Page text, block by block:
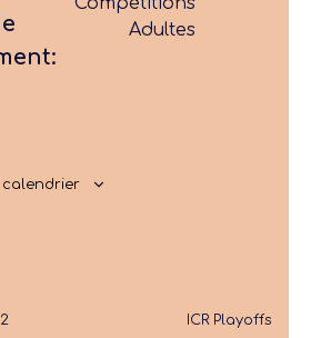
Adultes
ICR Playoffs